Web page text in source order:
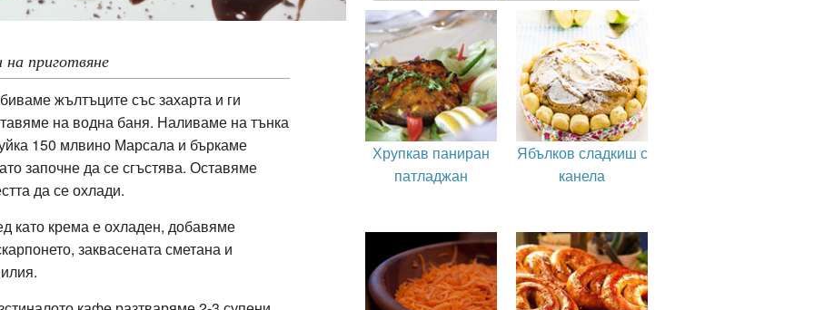
на приготвяне
жълтъците със захарта и ги
на водна баня. Наливаме на тънка
150 млвино Марсала и бъркаме
започне да се сгъстява. Оставяме
да се охлади.
като крема е охладен, добавяме
заквасената сметана и
Хрупкав паниран
патладжан
Ябълков сладкиш с
канела